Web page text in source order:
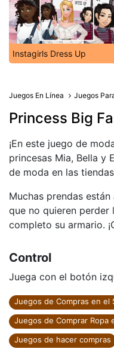
Instagirls Dress Up
Juegos En Línea Juegos
Princess Big
¡En este juego de
princesas Mia, Bella y
de moda en las
Muchas prendas
que no quieren
completo su armario.
Control
Juega con el botón
Juegos de Compras en el
Juegos de Comprar Ropa
Juegos de hacer compras